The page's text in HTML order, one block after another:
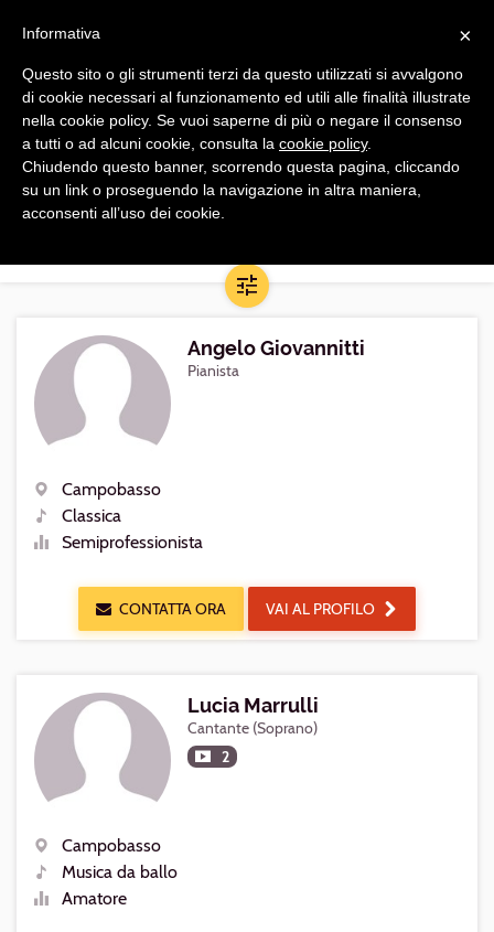
principale
Ordina per
Musicisti di Campobasso
Qualsiasi musicista di qualunque livello nel raggio di 30 km da
Campobasso, con qualunque livello di studi (inclusi studi in
corso)-Estendi/Restringi la ricerca
Apri/Chiudi
Angelo Giovannitti
Pianista
Luogo
Campobasso
Generi
Classica
Semiprofessionista
CONTATTA ORA VAI AL PROFILO
Lucia Marrulli
Cantante (Soprano)
2
Luogo
Campobasso
Generi
Musica da ballo
Amatore
×
Informativa
Questo sito o gli strumenti terzi da questo utilizzati si avvalgono
di cookie necessari al funzionamento ed utili alle finalità illustrate
nella cookie policy. Se vuoi saperne di più o negare il consenso
a tutti o ad alcuni cookie, consulta la cookie policy.
Chiudendo questo banner, scorrendo questa pagina, cliccando
su un link o proseguendo la navigazione in altra maniera,
acconsenti all’uso dei cookie.